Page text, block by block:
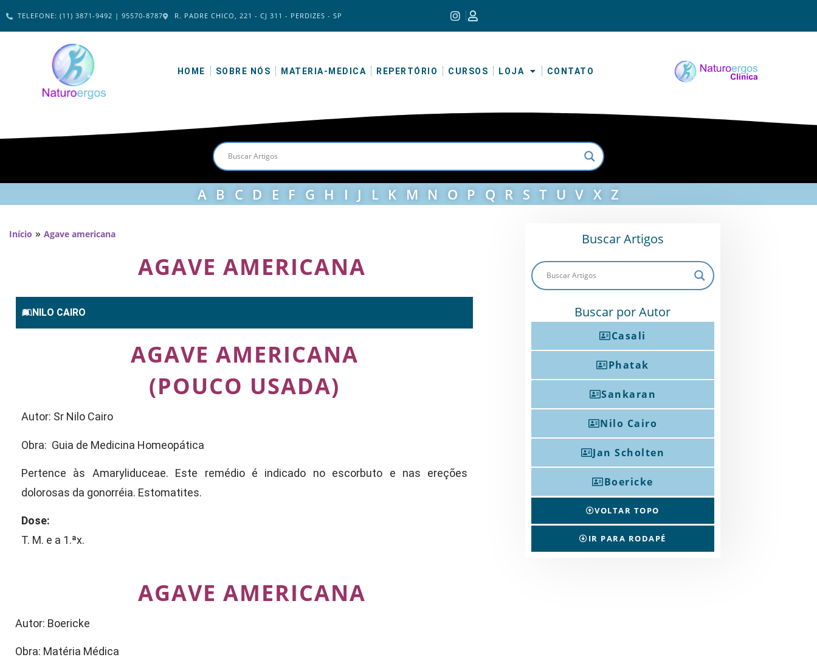
TELEFONE: (11) 3871-9492 | 95570-8787 R. PADRE CHICO, 221 - CJ 311 - PERDIZES - SP
HOME SOBRE NÓS MATERIA-MEDICA REPERTÓRIO CURSOS LOJA CONTATO
A B C D E F G H I J L K M N O P Q R S T U V X Z
Início » Agave americana
AGAVE AMERICANA
NILO CAIRO
AGAVE AMERICANA
(POUCO USADA)
Autor: Sr Nilo Cairo
Obra: Guia de Medicina Homeopática
Pertence às Amaryliduceae. Este remédio é indicado no escorbuto e nas ereções
dolorosas da gonorréia. Estomatites.
Dose:
T. M. e a 1.ªx.
AGAVE AMERICANA
Autor: Boericke
Obra: Matéria Médica
Buscar Artigos
Buscar por Autor
Casali
Phatak
Sankaran
Nilo Cairo
Jan Scholten
Boericke
VOLTAR TOPO
IR PARA RODAPÉ